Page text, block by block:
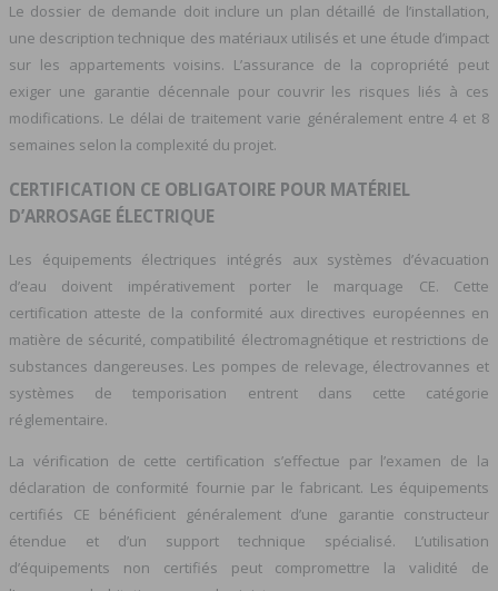
Le dossier de demande doit inclure un plan détaillé de l’installation,
une description technique des matériaux utilisés et une étude d’impact
sur les appartements voisins. L’assurance de la copropriété peut
exiger une garantie décennale pour couvrir les risques liés à ces
modifications. Le délai de traitement varie généralement entre 4 et 8
semaines selon la complexité du projet.
CERTIFICATION CE OBLIGATOIRE POUR MATÉRIEL
D’ARROSAGE ÉLECTRIQUE
Les équipements électriques intégrés aux systèmes d’évacuation
d’eau doivent impérativement porter le marquage CE. Cette
certification atteste de la conformité aux directives européennes en
matière de sécurité, compatibilité électromagnétique et restrictions de
substances dangereuses. Les pompes de relevage, électrovannes et
systèmes de temporisation entrent dans cette catégorie
réglementaire.
La vérification de cette certification s’effectue par l’examen de la
déclaration de conformité fournie par le fabricant. Les équipements
certifiés CE bénéficient généralement d’une garantie constructeur
étendue et d’un support technique spécialisé. L’utilisation
d’équipements non certifiés peut compromettre la validité de